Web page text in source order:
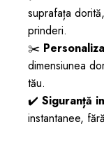
suprafața
prinderi.
✂️
dimensiunea
tău.
✔️ Siguranță
instantanee,